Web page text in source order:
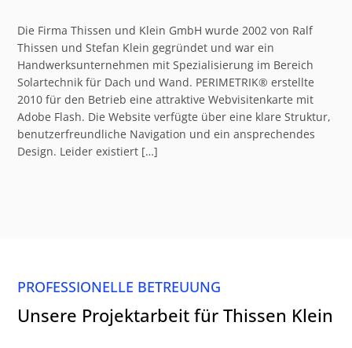
Die Firma Thissen und Klein GmbH wurde 2002 von Ralf
Thissen und Stefan Klein gegründet und war ein
Handwerksunternehmen mit Spezialisierung im Bereich
Solartechnik für Dach und Wand. PERIMETRIK® erstellte
2010 für den Betrieb eine attraktive Webvisitenkarte mit
Adobe Flash. Die Website verfügte über eine klare Struktur,
benutzerfreundliche Navigation und ein ansprechendes
Design. Leider existiert […]
PROFESSIONELLE BETREUUNG
Unsere Projektarbeit für Thissen Klein